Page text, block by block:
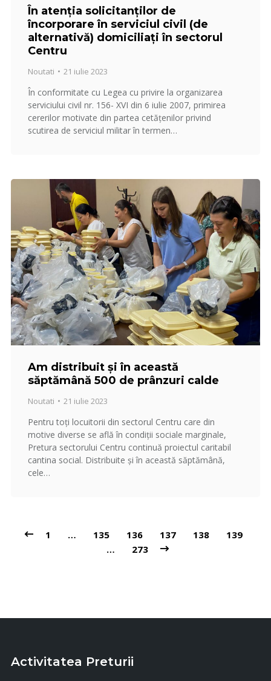
În atenția solicitanților de
încorporare în serviciul civil (de
alternativă) domiciliați în sectorul
Centru
Noutati 21 iulie 2023
În conformitate cu Legea cu privire la organizarea
serviciului civil nr. 156- XVI din 6 iulie 2007, primirea
cererilor motivate din partea cetățenilor privind
scutirea de serviciul militar în termen…
Am distribuit și în această
săptămână 500 de prânzuri calde
Noutati 21 iulie 2023
Pentru toți locuitorii din sectorul Centru care din
motive diverse se află în condiții sociale marginale,
Pretura sectorului Centru continuă proiectul caritabil
cantina social. Distribuite și în această săptămână,
cele…
1 … 135 136 137 138
139
…
273
Activitatea Preturii